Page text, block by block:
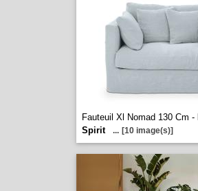
Fauteuil Xl Nomad 130 Cm -
Spirit
... [10 image(s)]